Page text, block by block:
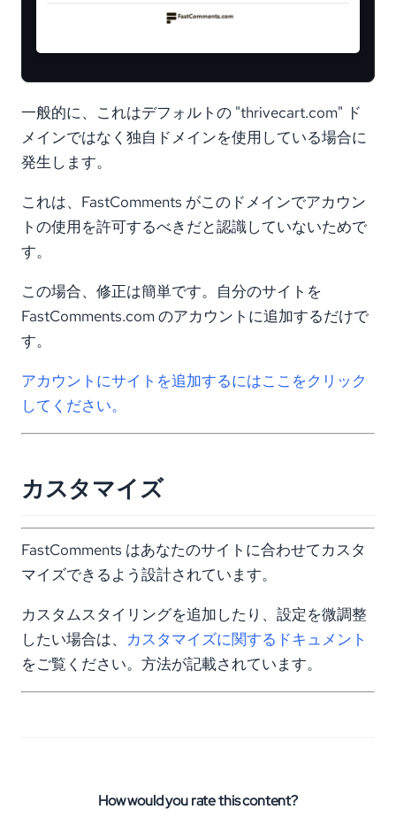
一般的に、これはデフォルトの "thrivecart.com" ド
メインではなく独自ドメインを使用している場合に
発生します。
これは、FastComments がこのドメインでアカウン
トの使用を許可するべきだと認識していないためで
す。
この場合、修正は簡単です。自分のサイトを
FastComments.com のアカウントに追加するだけで
す。
アカウントにサイトを追加するにはここをクリック
してください。
カスタマイズ
FastComments はあなたのサイトに合わせてカスタ
マイズできるよう設計されています。
カスタムスタイリングを追加したり、設定を微調整
したい場合は、 カスタマイズに関するドキュメント
をご覧ください。方法が記載されています。
How would you rate this content?